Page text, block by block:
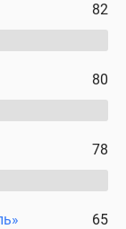
82
80
78
65